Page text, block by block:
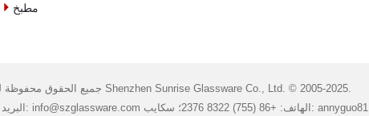
 مطبخ
جميع الحقوق محفوظة لشركة Shenzhen Sunrise Glassware Co., Ltd. © 2005-2025.
البريد الإلكتروني: info@szglassware.com الهاتف: +86 (755) 8322 2376؛ سكايب: annyguo81